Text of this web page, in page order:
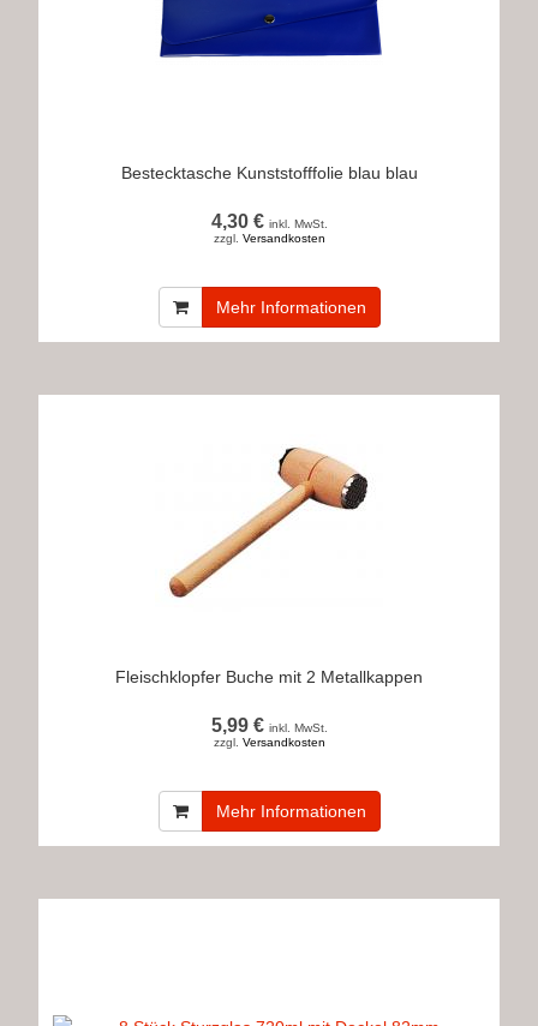
Bestecktasche Kunststofffolie blau blau
4,30 € inkl. MwSt.
zzgl. Versandkosten
Mehr Informationen
Fleischklopfer Buche mit 2 Metallkappen
5,99 € inkl. MwSt.
zzgl. Versandkosten
Mehr Informationen